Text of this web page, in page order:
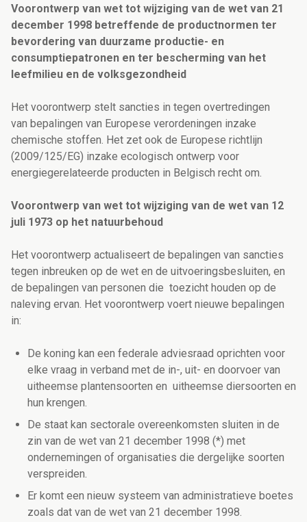
Voorontwerp van wet tot wijziging van de wet van 21
december 1998 betreffende de productnormen ter
bevordering van duurzame productie- en
consumptiepatronen en ter bescherming van het
leefmilieu en de volksgezondheid
Het voorontwerp stelt sancties in tegen overtredingen
van bepalingen van Europese verordeningen inzake
chemische stoffen. Het zet ook de Europese richtlijn
(2009/125/EG) inzake ecologisch ontwerp voor
energiegerelateerde producten in Belgisch recht om.
Voorontwerp van wet tot wijziging van de wet van 12
juli 1973 op het natuurbehoud
Het voorontwerp actualiseert de bepalingen van sancties
tegen inbreuken op de wet en de uitvoeringsbesluiten, en
de bepalingen van personen die toezicht houden op de
naleving ervan. Het voorontwerp voert nieuwe bepalingen
in:
De koning kan een federale adviesraad oprichten voor
elke vraag in verband met de in-, uit- en doorvoer van
uitheemse plantensoorten en uitheemse diersoorten en
hun krengen.
De staat kan sectorale overeenkomsten sluiten in de
zin van de wet van 21 december 1998 (*) met
ondernemingen of organisaties die dergelijke soorten
verspreiden.
Er komt een nieuw systeem van administratieve boetes
zoals dat van de wet van 21 december 1998.